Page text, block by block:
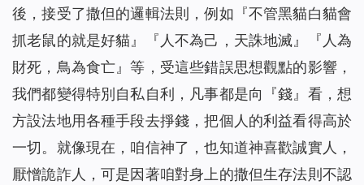
後，接受了撒但的邏輯法則，例如『不管黑貓白貓會
抓老鼠的就是好貓』『人不為己，天誅地滅』『人為
財死，鳥為食亡』等，受這些錯誤思想觀點的影響，
我們都變得特別自私自利，凡事都是向『錢』看，想
方設法地用各種手段去掙錢，把個人的利益看得高於
一切。就像現在，咱信神了，也知道神喜歡誠實人，
厭憎詭詐人，可是因著咱對身上的撒但生存法則不認